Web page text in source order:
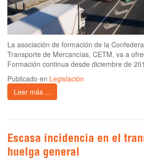
La asociación de formación de la
Transporte de Mercancías, CETM, va a
Formación continua desde diciembre de
Publicado en Legislación
Leer más ...
Escasa incidencia en el
huelga general